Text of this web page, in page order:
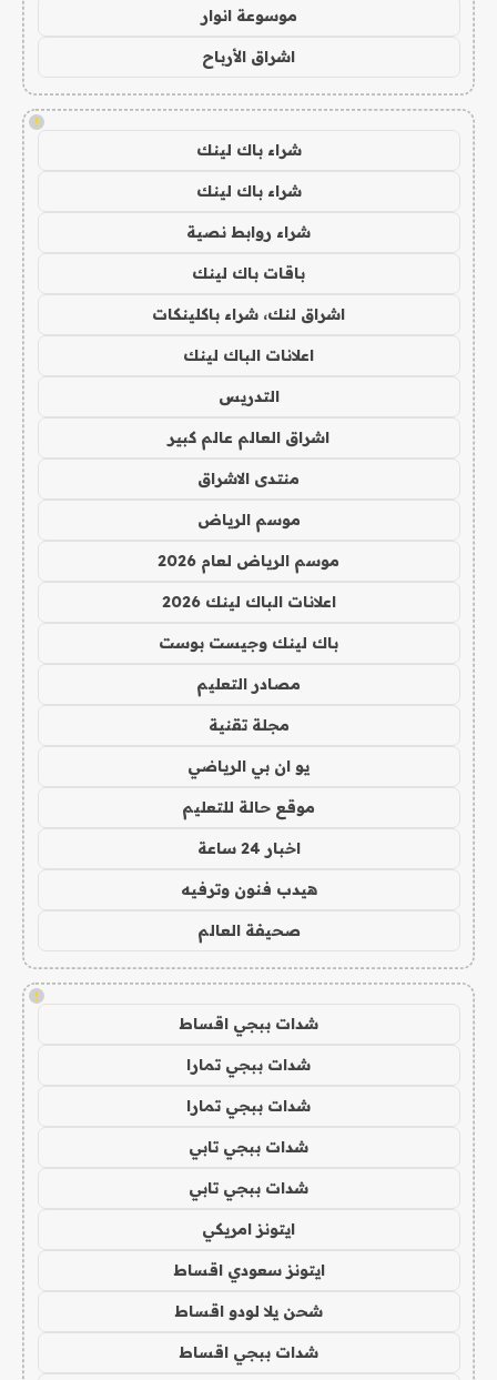
موسوعة انوار
اشراق الأرباح
!
شراء باك لينك
شراء باك لينك
شراء روابط نصية
باقات باك لينك
اشراق لنك، شراء باكلينكات
اعلانات الباك لينك
التدريس
اشراق العالم عالم كبير
منتدى الاشراق
موسم الرياض
موسم الرياض لعام 2026
اعلانات الباك لينك 2026
باك لينك وجيست بوست
مصادر التعليم
مجلة تقنية
يو ان بي الرياضي
موقع حالة للتعليم
اخبار 24 ساعة
هيدب فنون وترفيه
صحيفة العالم
!
شدات ببجي اقساط
شدات ببجي تمارا
شدات ببجي تمارا
شدات ببجي تابي
شدات ببجي تابي
ايتونز امريكي
ايتونز سعودي اقساط
شحن يلا لودو اقساط
شدات ببجي اقساط